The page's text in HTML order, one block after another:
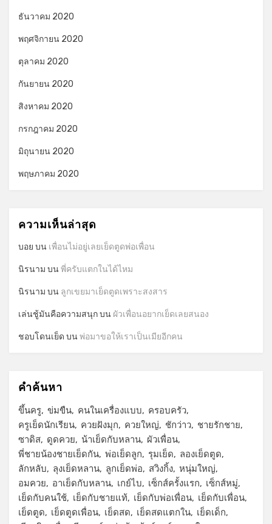
ธันวาคม 2020
พฤศจิกายน 2020
ตุลาคม 2020
กันยายน 2020
สิงหาคม 2020
กรกฎาคม 2020
มิถุนายน 2020
พฤษภาคม 2020
ความเห็นล่าสุด
บอย บน เพื่อนไม่อยู่เลยเย็ดตูดพ่อเพื่อน
นิรนาม บนพี่ครับแตกในได้ไหม
นิรนาม บน ลูกเขยมาเย็ดตูดเพราะสงสาร
เล่นชู้มันคือความสนุกบน ผัวเพื่อนอยากเย็ดเลยสนอง
ชอบโดนเย็ด บนพ่อมาขอให้เราเป็นเมียอีกคน
คำค้นหา
ขึ้นครู ข่มขืน คนในเครื่องแบบ
ครอบครัว
ครูเย็ดนักเรียน
ควยฝังมุก ควยใหญ่ ชักว่าว
ชายรักชาย
ซาดิส
ดูดควย น้าเย็ดกับหลาน
ผัวเพื่อน
พี่ชายน้องชายเย็ดกัน พ่อเย็ดลูก รุมเย็ด
ลองเย็ดตูด
ลักหลับ
ลุงเย็ดหลาน ลูกเย็ดพ่อ สวิงกิ้ง หนุ่มใหญ่
อมควย
อาเย็ดกับหลาน เกย์ไบ เซ็กส์ครั้งแรก
เซ็กส์หมู่
เย็ดกับคนใช้
เย็ดกับชายแท้ เย็ดกับพ่อเพื่อน
เย็ดกับเพื่อน
เย็ดตูด
เย็ดตูดเพื่อน เย็ดสด เย็ดสดแตกใน
เย็ดเด็ก